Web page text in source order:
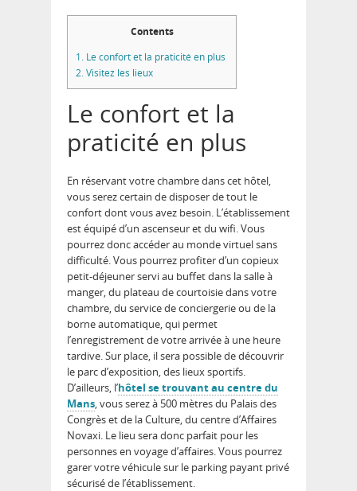
Contents
1. Le confort et la praticité en plus
2.Visitez les lieux
Le confort et la
praticité en plus
En réservant votre chambre dans cet hôtel,
vous serez certain de disposer de tout le
confort dont vous avez besoin. L’établissement
est équipé d’un ascenseur et du wifi. Vous
pourrez donc accéder au monde virtuel sans
difficulté. Vous pourrez profiter d’un copieux
petit-déjeuner servi au buffet dans la salle à
manger, du plateau de courtoisie dans votre
chambre, du service de conciergerie ou de la
borne automatique, qui permet
l’enregistrement de votre arrivée à une heure
tardive. Sur place, il sera possible de découvrir
le parc d’exposition, des lieux sportifs.
D’ailleurs, l’hôtel se trouvant au centre du
Mans, vous serez à 500 mètres du Palais des
Congrès et de la Culture, du centre d’Affaires
Novaxi. Le lieu sera donc parfait pour les
personnes en voyage d’affaires. Vous pourrez
garer votre véhicule sur le parking payant privé
sécurisé de l’établissement.